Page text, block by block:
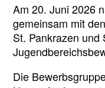
Am 20. Juni 2026
gemeinsam mit
St. Pankrazen und
Die